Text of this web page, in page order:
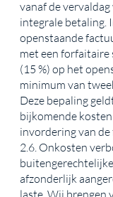
vanaf de
integrale betaling.
openstaande
met een forfaitaire
(15 %) op het
minimum van
Deze bepaling
bijkomende
invordering van de
2.6. Onkosten
afzonderlijk